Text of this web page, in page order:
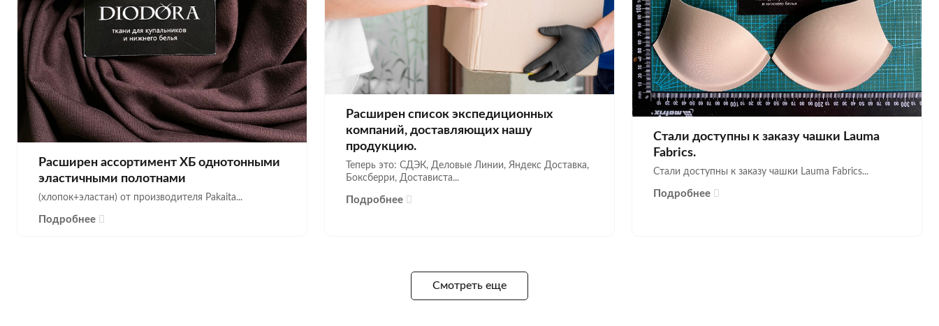
Расширен ассортимент ХБ однотонными
эластичными полотнами
(хлопок+эластан) от производителя Pakaita...
Подробнее
Расширен список экспедиционных
компаний, доставляющих нашу
продукцию.
Теперь это: СДЭК, Деловые Линии, Яндекс Доставка,
Боксберри, Достависта...
Подробнее
Стали доступны к заказу чашки Lauma
Fabrics.
Стали доступны к заказу чашки Lauma Fabrics...
Подробнее
Смотреть еще